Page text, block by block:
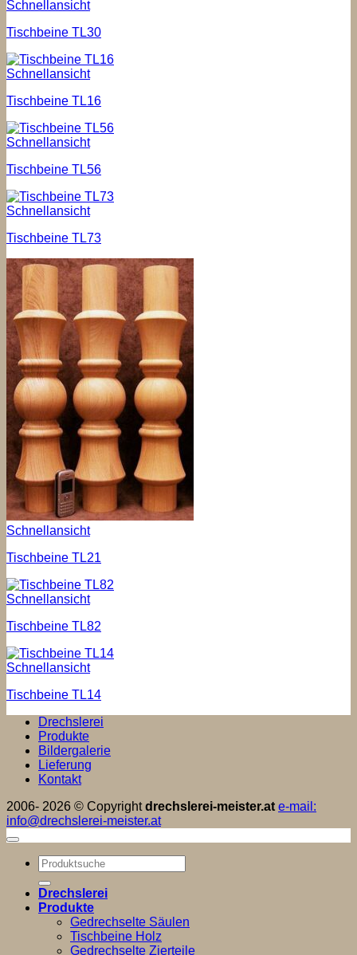
Schnellansicht
Tischbeine TL30
Schnellansicht
Tischbeine TL16
Schnellansicht
Tischbeine TL56
Schnellansicht
Tischbeine TL73
Schnellansicht
Tischbeine TL21
Schnellansicht
Tischbeine TL82
Schnellansicht
Tischbeine TL14
Drechslerei
Produkte
Bildergalerie
Lieferung
Kontakt
2006- 2026 © Copyrightdrechslerei-meister.at e-mail:
info@drechslerei-meister.at
Suchen
nach:
Drechslerei
Produkte
Gedrechselte Säulen
Tischbeine Holz
Gedrechselte Zierteile